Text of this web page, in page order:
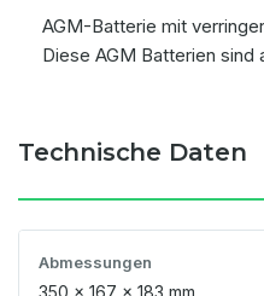
AGM-Batterie mit
Diese AGM Batterien sind
Technische Daten
Abmessungen
350 x 167 x 183 mm